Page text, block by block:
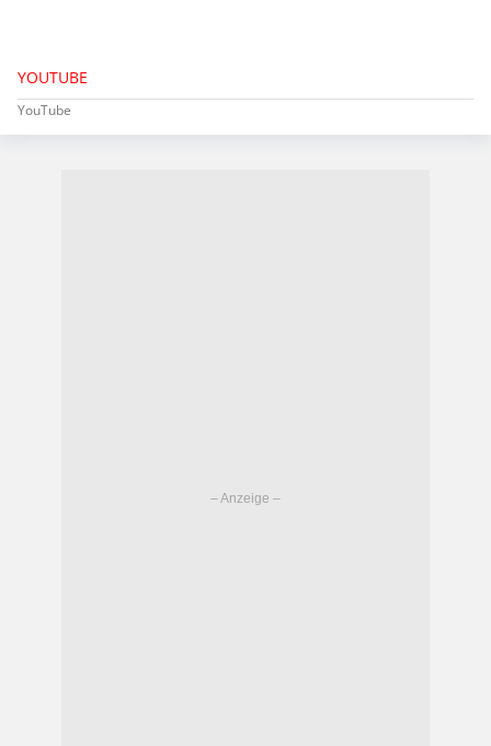
YOUTUBE
YouTube